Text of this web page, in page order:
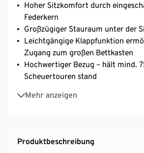
Hoher Sitzkomfort durch
Federkern
Großzügiger Stauraum unter der
Leichtgängige Klappfunktion
Zugang zum großen Bettkasten
Hochwertiger Bezug – hält mind.
Scheuertouren stand
Mehr anzeigen
Hersteller: Max Winzer®
MADE IN GERMANY
Produktbeschreibung